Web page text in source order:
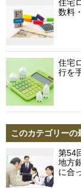
住宅
数料
住宅
行を
このカテゴリーの
第54
地方
に合